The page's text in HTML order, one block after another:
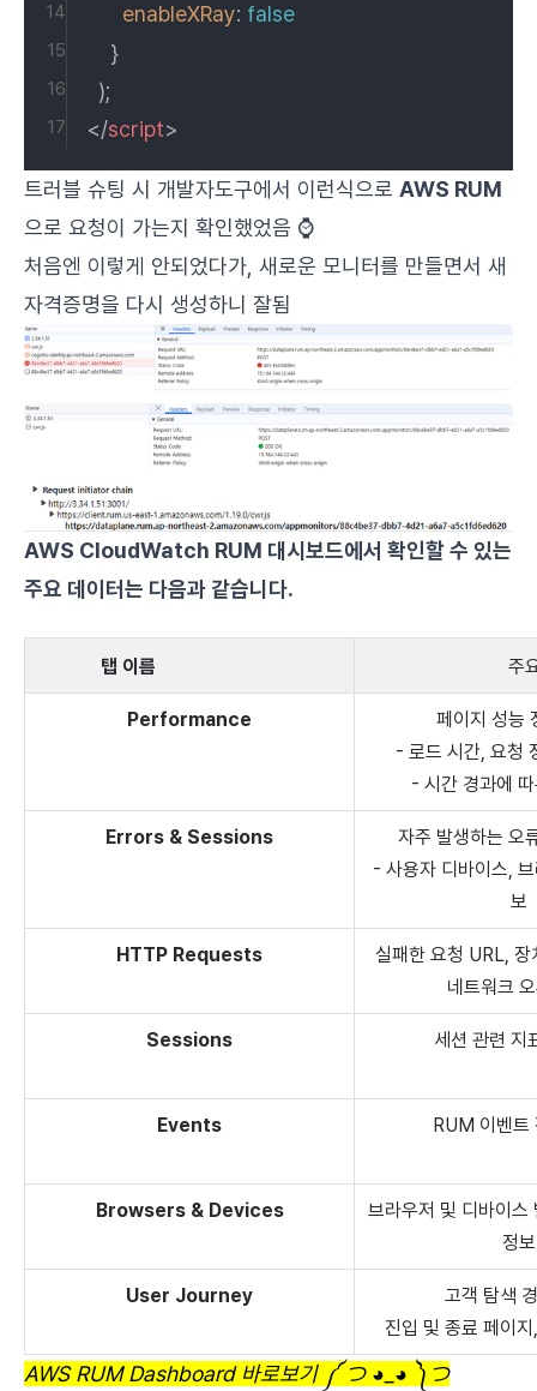
enableXRay: false
    }
  );
</script>
트러블 슈팅 시 개발자도구에서 이런식으로 AWS RUM
으로 요청이 가는지 확인했었음 ⌚
처음엔 이렇게 안되었다가, 새로운 모니터를 만들면서 새
자격증명을 다시 생성하니 잘됨
AWS CloudWatch RUM 대시보드에서 확인할 수 있는
주요 데이터는 다음과 같습니다.
탭 이름 주
Performance
페이지 성능
- 로드 시간, 요청
- 시간 경과에
Errors & Sessions
자주 발생하는 오
- 사용자 디바이스,
보
HTTP Requests
실패한 요청 URL, 장
네트워크
Sessions 세션 관련 지
Events RUM 이벤트
Browsers & Devices
브라우저 및 디바이스
정보
User Journey
고객 탐색
진입 및 종료 페이
AWS RUM Dashboard 바로보기 ༼ つ ◕_◕ ༽つ